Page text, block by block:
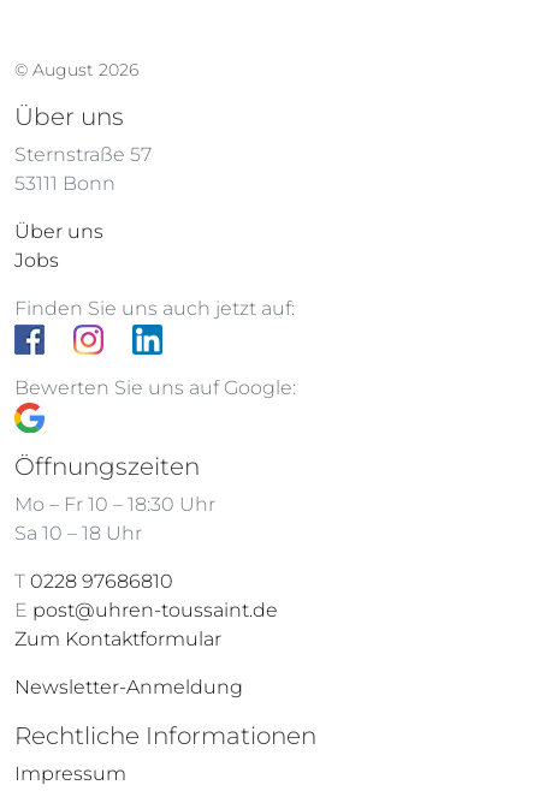
© August 2026
Über uns
Sternstraße 57
53111 Bonn
Über uns
Jobs
Finden Sie uns auch jetzt auf:
Bewerten Sie uns auf Google:
Öffnungszeiten
Mo – Fr 10 – 18:30 Uhr
Sa 10 – 18 Uhr
T 0228 97686810
E post@uhren-toussaint.de
Zum Kontaktformular
Newsletter-Anmeldung
Rechtliche Informationen
Impressum